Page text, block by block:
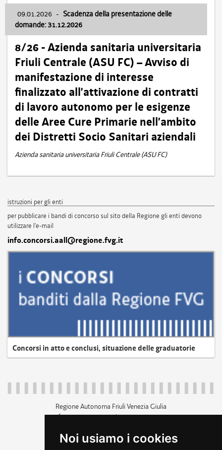
Noi usiamo i cookies
09.01.2026 - Scadenza della presentazione delle
domande: 31.12.2026
8/26 - Azienda sanitaria universitaria
Friuli Centrale (ASU FC) – Avviso di
manifestazione di interesse
finalizzato all’attivazione di contratti
di lavoro autonomo per le esigenze
delle Aree Cure Primarie nell’ambito
dei Distretti Socio Sanitari aziendali
Azienda sanitaria universitaria Friuli Centrale (ASU FC)
istruzioni per gli enti
per pubblicare i bandi di concorso sul sito della Regione gli enti devono
utilizzare l'e-mail
info.concorsi.aall@regione.fvg.it
Concorsi in atto e conclusi, situazione delle graduatorie
Regione Autonoma Friuli Venezia Giulia
c.f. 80014930327; p.iva 00526040324
+39 040 3771111